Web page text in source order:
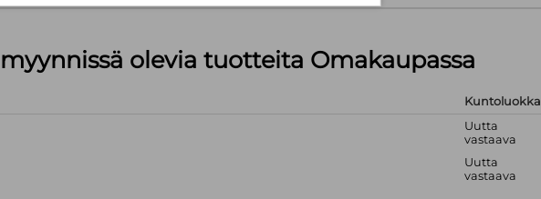
olevia tuotteita Omakaupassa
Kuntoluokka
Uutta
vastaava
Uutta
vastaava